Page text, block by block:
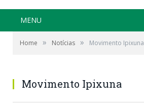
MENU
Home » Notícias » Movimento Ipixuna
Movimento Ipixuna